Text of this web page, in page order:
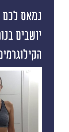
נמאס
יושבים